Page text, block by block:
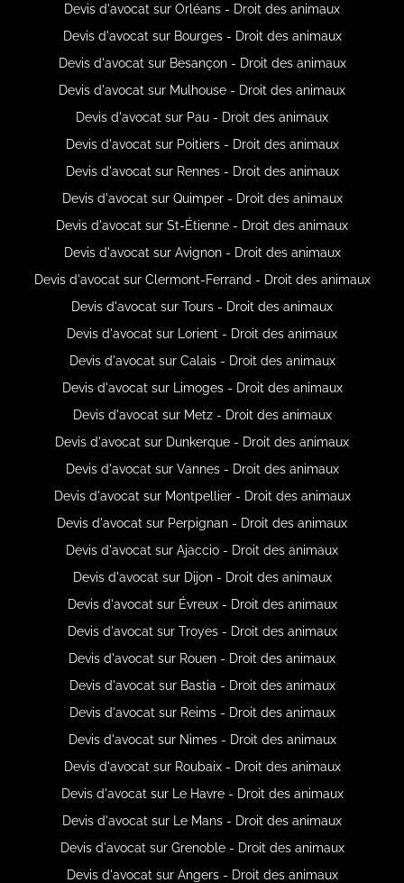
Devis d'avocat sur Orléans - Droit des animaux
Devis d'avocat sur Bourges - Droit des animaux
Devis d'avocat sur Besançon - Droit des animaux
Devis d'avocat sur Mulhouse - Droit des animaux
Devis d'avocat sur Pau - Droit des animaux
Devis d'avocat sur Poitiers - Droit des animaux
Devis d'avocat sur Rennes - Droit des animaux
Devis d'avocat sur Quimper - Droit des animaux
Devis d'avocat sur St-Étienne - Droit des animaux
Devis d'avocat sur Avignon - Droit des animaux
Devis d'avocat sur Clermont-Ferrand - Droit des animaux
Devis d'avocat sur Tours - Droit des animaux
Devis d'avocat sur Lorient - Droit des animaux
Devis d'avocat sur Calais - Droit des animaux
Devis d'avocat sur Limoges - Droit des animaux
Devis d'avocat sur Metz - Droit des animaux
Devis d'avocat sur Dunkerque - Droit des animaux
Devis d'avocat sur Vannes - Droit des animaux
Devis d'avocat sur Montpellier - Droit des animaux
Devis d'avocat sur Perpignan - Droit des animaux
Devis d'avocat sur Ajaccio - Droit des animaux
Devis d'avocat sur Dijon - Droit des animaux
Devis d'avocat sur Évreux - Droit des animaux
Devis d'avocat sur Troyes - Droit des animaux
Devis d'avocat sur Rouen - Droit des animaux
Devis d'avocat sur Bastia - Droit des animaux
Devis d'avocat sur Reims - Droit des animaux
Devis d'avocat sur Nimes - Droit des animaux
Devis d'avocat sur Roubaix - Droit des animaux
Devis d'avocat sur Le Havre - Droit des animaux
Devis d'avocat sur Le Mans - Droit des animaux
Devis d'avocat sur Grenoble - Droit des animaux
Devis d'avocat sur Angers - Droit des animaux